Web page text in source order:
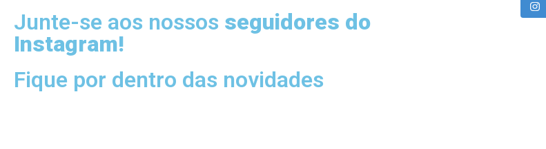
Junte-se aos nossos seguidores do
Instagram!
Fique por dentro das novidades